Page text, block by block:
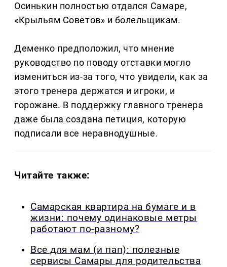
Осинькин полностью отдался Самаре,
«Крыльям Советов» и болельщикам.
Деменко предположил, что мнение
руководство по поводу отставки могло
измениться из-за того, что увидели, как за
этого тренера держатся и игроки, и
горожане. В поддержку главного тренера
даже была создана петиция, которую
подписали все неравнодушные.
Читайте также:
Самарская квартира на бумаге и в
жизни: почему одинаковые метры
работают по-разному?
Все для мам (и пап): полезные
сервисы Самары для родительства